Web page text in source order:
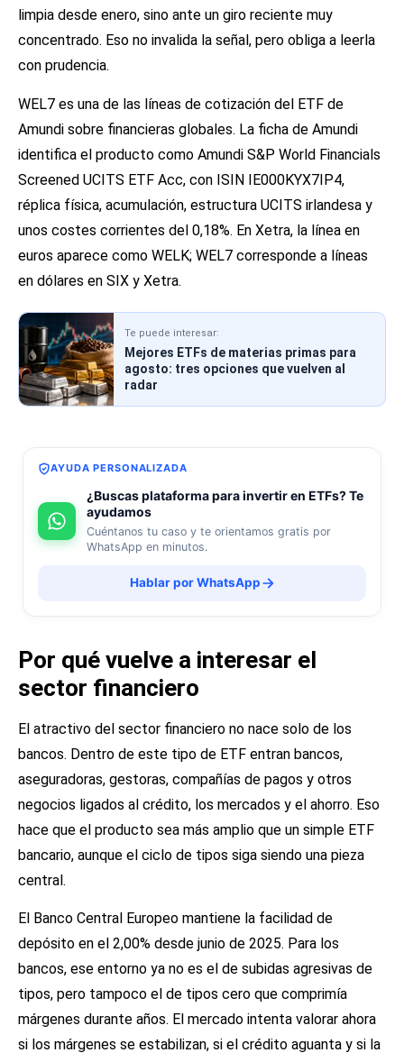
limpia desde enero, sino ante un giro reciente muy
concentrado. Eso no invalida la señal, pero obliga a leerla
con prudencia.
WEL7 es una de las líneas de cotización del ETF de
Amundi sobre financieras globales. La ficha de Amundi
identifica el producto como Amundi S&P World Financials
Screened UCITS ETF Acc, con ISIN IE000KYX7IP4,
réplica física, acumulación, estructura UCITS irlandesa y
unos costes corrientes del 0,18%. En Xetra, la línea en
euros aparece como WELK; WEL7 corresponde a líneas
en dólares en SIX y Xetra.
Te puede interesar:
Mejores ETFs de materias primas para
agosto: tres opciones que vuelven al
radar
AYUDA PERSONALIZADA
¿Buscas plataforma para invertir en ETFs? Te
ayudamos
Cuéntanos tu caso y te orientamos gratis por
WhatsApp en minutos.
Hablar por WhatsApp
Por qué vuelve a interesar el
sector financiero
El atractivo del sector financiero no nace solo de los
bancos. Dentro de este tipo de ETF entran bancos,
aseguradoras, gestoras, compañías de pagos y otros
negocios ligados al crédito, los mercados y el ahorro. Eso
hace que el producto sea más amplio que un simple ETF
bancario, aunque el ciclo de tipos siga siendo una pieza
central.
El Banco Central Europeo mantiene la facilidad de
depósito en el 2,00% desde junio de 2025. Para los
bancos, ese entorno ya no es el de subidas agresivas de
tipos, pero tampoco el de tipos cero que comprimía
márgenes durante años. El mercado intenta valorar ahora
si los márgenes se estabilizan, si el crédito aguanta y si la